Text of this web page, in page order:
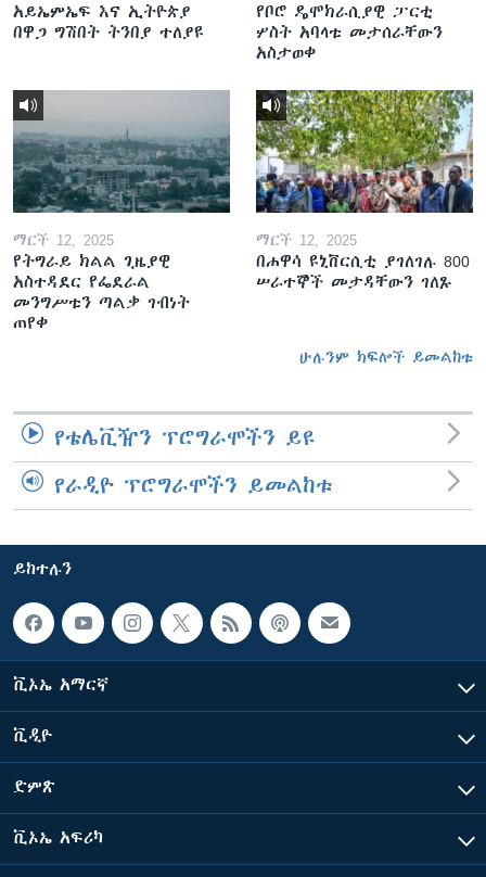
አይኤምኤፍ እና ኢትዮጵያ
በዋጋ ግሽበት ትንበያ ተለያዩ
የቦሮ ዴሞክራሲያዊ ፓርቲ
ሦስት አባላቱ መታሰራቸውን
አስታወቀ
ማርች 12, 2025
የትግራይ ክልል ጊዜያዊ
አስተዳደር የፌደራል
መንግሥቱን ጣልቃ ገብነት
ጠየቀ
ማርች 12, 2025
በሐዋሳ ዩኒቨርሲቲ ያገለገሉ 800
ሠራተኞች መታዳቸውን ገለጹ
ሁሉንም ክፍሎች ይመልከቱ
የቴሌቪዥን ፕሮግራሞችን ይዩ
የራዲዮ ፕሮግራሞችን ይመልከቱ
ይከተሉን
ቪኦኤ አማርኛ
ቪዲዮ
ድምጽ
ቪኦኤ አፍሪካ